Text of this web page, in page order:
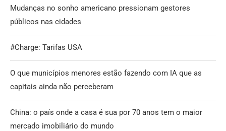
Mudanças no sonho americano pressionam gestores
públicos nas cidades
#Charge: Tarifas USA
O que municípios menores estão fazendo com IA que as
capitais ainda não perceberam
China: o país onde a casa é sua por 70 anos tem o maior
mercado imobiliário do mundo